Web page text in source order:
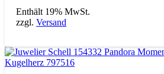
Enthält 19% MwSt.
zzgl.Versand